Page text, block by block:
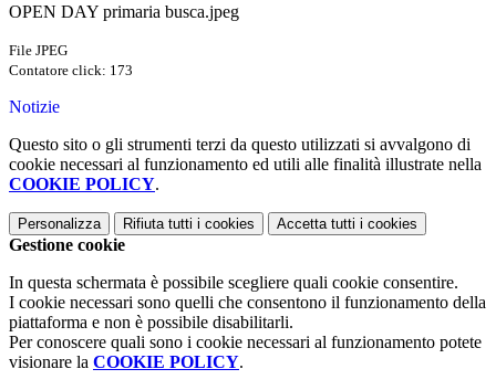
OPEN DAY primaria busca.jpeg
File JPEG
Contatore click: 173
Notizie
Questo sito o gli strumenti terzi da questo utilizzati si avvalgono di
cookie necessari al funzionamento ed utili alle finalità illustrate nella
COOKIE POLICY.
Personalizza Rifiuta tutti i cookies Accetta tutti i cookies
Gestione cookie
In questa schermata è possibile scegliere quali cookie consentire.
I cookie necessari sono quelli che consentono il funzionamento della
piattaforma e non è possibile disabilitarli.
Per conoscere quali sono i cookie necessari al funzionamento potete
visionare la COOKIE POLICY.